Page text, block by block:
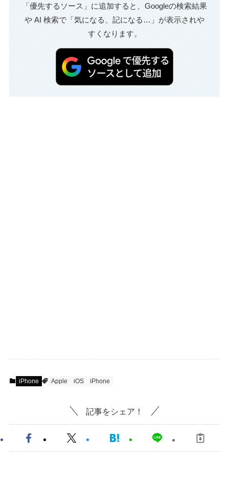
「優先するソース」に追加すると、Googleの検索結果
や AI 検索で「気になる、記になる…」が表示されや
すくなります。
iPhone Apple iOS iPhone
記事をシェア！